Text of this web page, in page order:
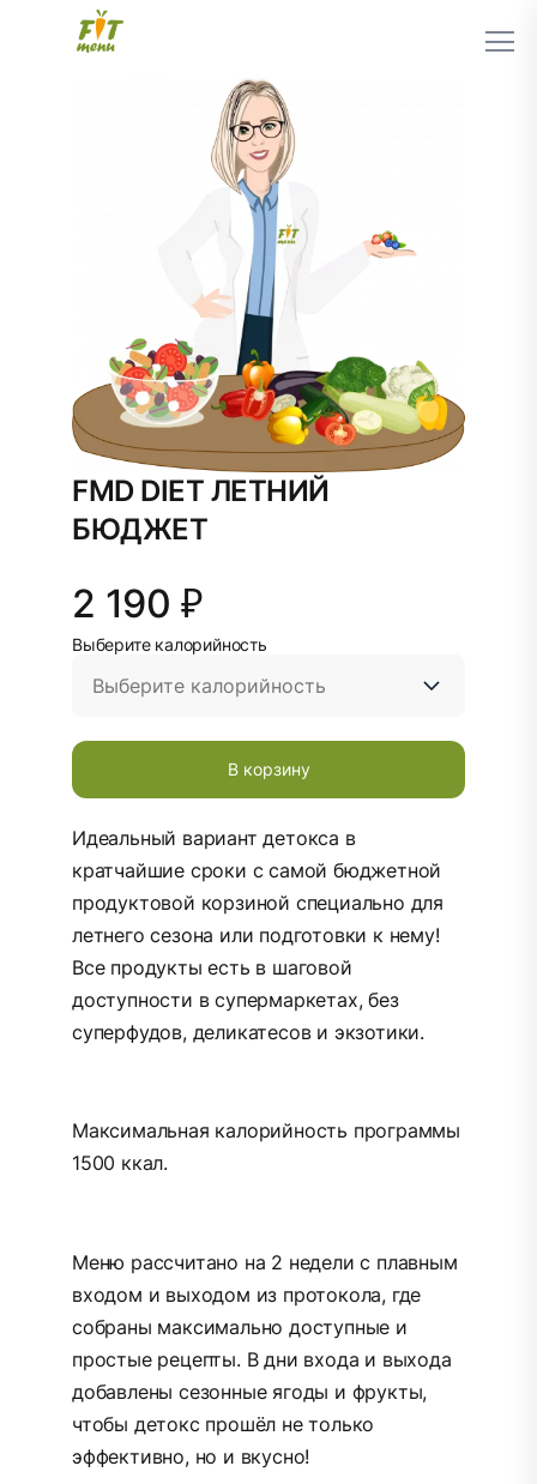
FMD DIET ЛЕТНИЙ
БЮДЖЕТ
2 190 ₽
Выберите калорийность
В корзину
Идеальный вариант детокса в
кратчайшие сроки с самой бюджетной
продуктовой корзиной специально для
летнего сезона или подготовки к нему!
Все продукты есть в шаговой
доступности в супермаркетах, без
суперфудов, деликатесов и экзотики.
Максимальная калорийность программы
1500 ккал.
Меню рассчитано на 2 недели с плавным
входом и выходом из протокола, где
собраны максимально доступные и
простые рецепты. В дни входа и выхода
добавлены сезонные ягоды и фрукты,
чтобы детокс прошёл не только
эффективно, но и вкусно!